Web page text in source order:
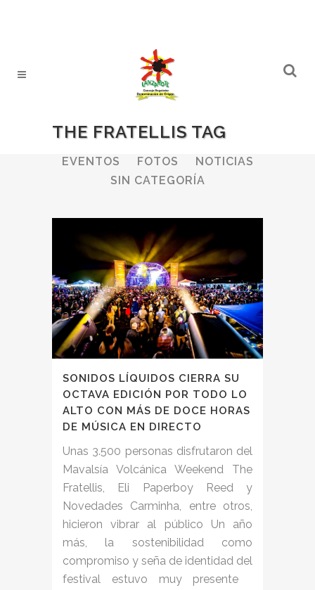
THE FRATELLIS TAG
ALL BODEGAS
BOLETINES
EVENTOS
FOTOS
NOTICIAS
SIN CATEGORÍA
SONIDOS LÍQUIDOS CIERRA SU
OCTAVA EDICIÓN POR TODO LO
ALTO CON MÁS DE DOCE HORAS
DE MÚSICA EN DIRECTO
Unas 3.500 personas disfrutaron del
Mavalsía Volcánica Weekend The
Fratellis, Eli Paperboy Reed y
Novedades Carminha, entre otros,
hicieron vibrar al público Un año
más, la sostenibilidad como
compromiso y seña de identidad del
festival estuvo muy presente